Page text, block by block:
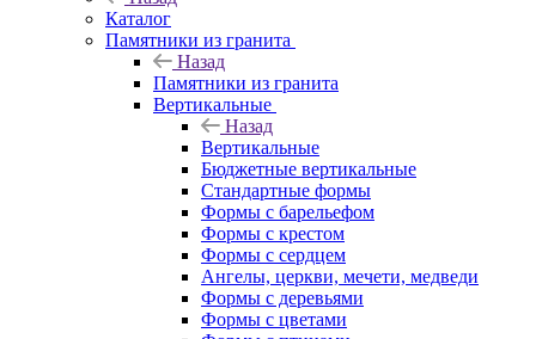
Каталог
Памятники из гранита
Назад
Памятники из гранита
Вертикальные
Назад
Вертикальные
Бюджетные вертикальные
Стандартные формы
Формы с барельефом
Формы с крестом
Формы с сердцем
Ангелы, церкви, мечети, медведи
Формы с деревьями
Формы с цветами